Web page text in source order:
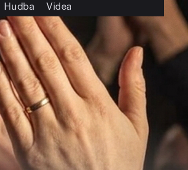
Hudba Videa